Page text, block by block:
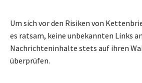
Um sich vor den Risiken von
es ratsam, keine unbekannten Links
Nachrichteninhalte stets auf ihren
überprüfen.